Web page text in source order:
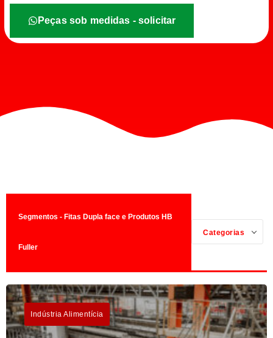
Peças sob medidas - solicitar
Segmentos - Fitas Dupla face e Produtos HB
Fuller
Categorias
Indústria Alimentícia